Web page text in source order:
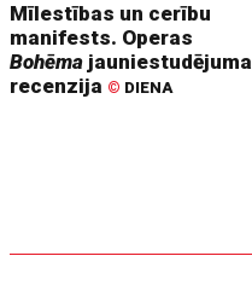
Mīlestības un cerību
manifests. Operas
Bohēma jauniestudējuma
recenzija © DIENA